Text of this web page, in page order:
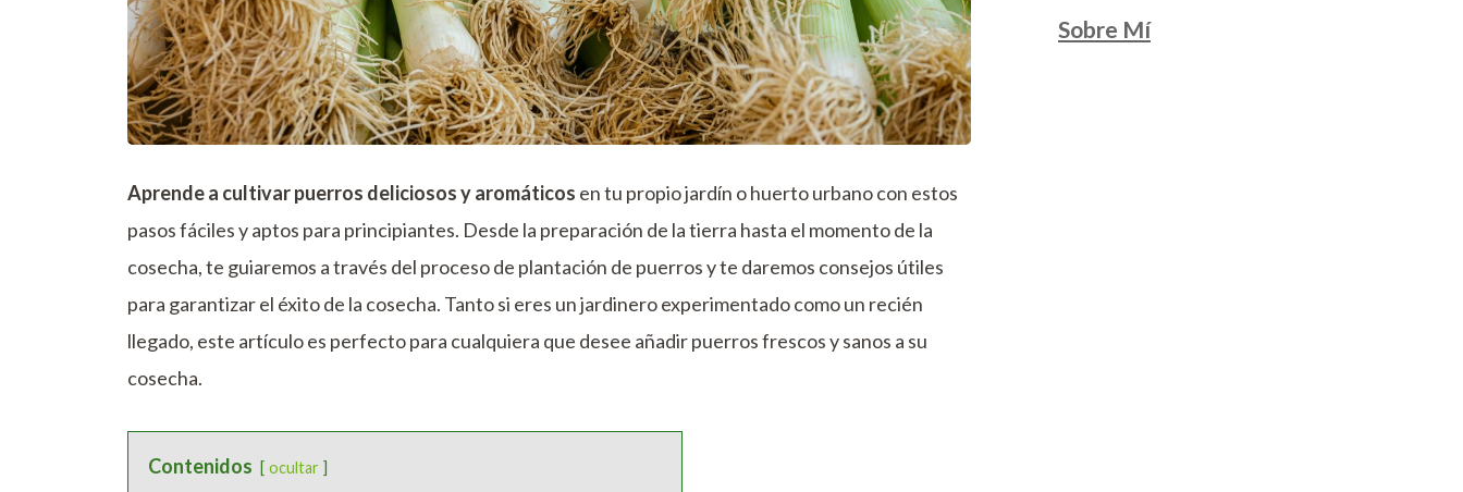
Aprende a cultivar puerros deliciosos y aromáticos en tu propio jardín o huerto urbano con estos
pasos fáciles y aptos para principiantes. Desde la preparación de la tierra hasta el momento de la
cosecha, te guiaremos a través del proceso de plantación de puerros y te daremos consejos útiles
para garantizar el éxito de la cosecha. Tanto si eres un jardinero experimentado como un recién
llegado, este artículo es perfecto para cualquiera que desee añadir puerros frescos y sanos a su
cosecha.
Contenidos ocultar
Sobre Mí